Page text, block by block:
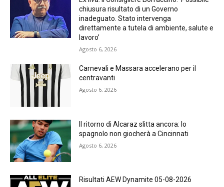
chiusura risultato di un Governo
inadeguato. Stato intervenga
direttamente a tutela di ambiente, salute e
lavoro’
Agosto 6, 2026
Carnevali e Massara accelerano per il
centravanti
Agosto 6, 2026
Il ritorno di Alcaraz slitta ancora: lo
spagnolo non giocherà a Cincinnati
Agosto 6, 2026
Risultati AEW Dynamite 05-08-2026